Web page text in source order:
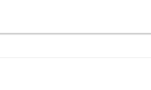
San Luis et le très animé Parque de